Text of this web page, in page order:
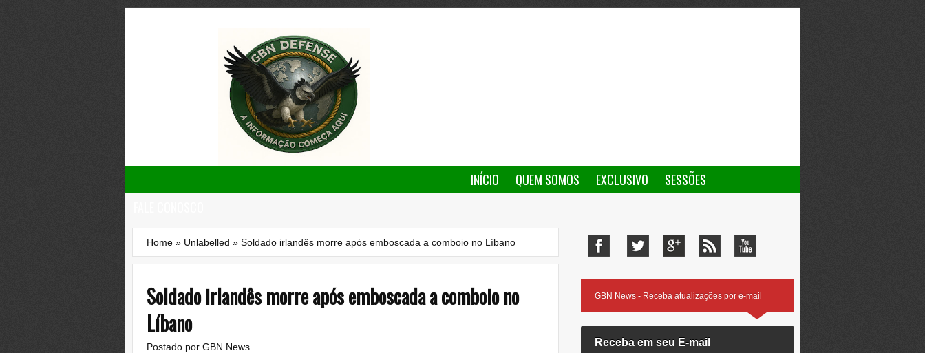
INÍCIO QUEM SOMOS EXCLUSIVO
SESSÕES
Home » Unlabelled » Soldado irlandês morre após emboscada a comboio no Líbano
Soldado irlandês morre após emboscada a comboio no
Líbano
Postado por GBN News
GBN News - Receba atualizações por e-mail
Receba em seu E-mail